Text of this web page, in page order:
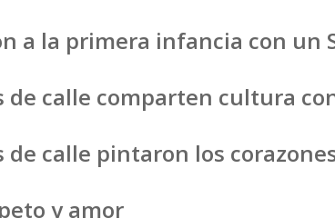
a la primera infancia con
de calle comparten cultura
calle pintaron los
y amor